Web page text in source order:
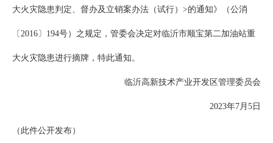
大火灾隐患判定、督办及立销案办法（试行）>的通知》（公消
〔2016〕194号）之规定，管委会决定对临沂市顺宝第二加油站重
大火灾隐患进行摘牌，特此通知。
临沂高新技术产业开发区管理委员会
2023年7月5日
（此件公开发布）